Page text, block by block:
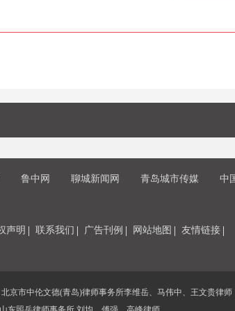
鲁中网 聊城新闻网 青岛城市传媒 中
声明 联系我们 广告刊例 网站地图 友情链接
京市中伦文德(青岛)律师事务所李维岳、马伟中、王文贵律师